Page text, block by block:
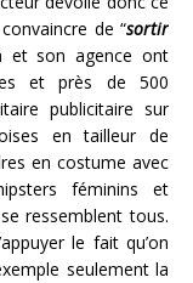
de “sortir
et son agence ont
et près de 500
publicitaire sur
en tailleur de
en costume avec
féminins et
ressemblent tous.
le fait qu’on
seulement la